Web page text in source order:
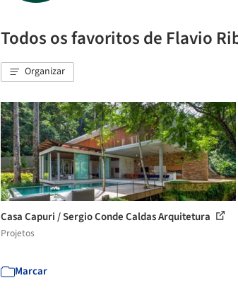
Todos os favoritos de Flavio
Organizar
Casa Capuri / Sergio Conde Caldas Arquitetura
Projetos
Marcar